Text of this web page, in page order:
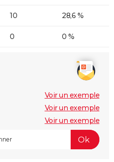
10 28,6 %
0 0 %
Voir un exemple
Voir un exemple
Voir un exemple